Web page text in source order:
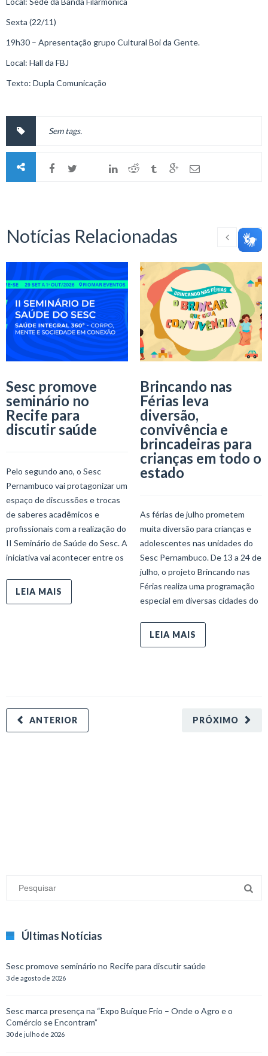
Sexta (22/11)
19h30 – Apresentação grupo Cultural Boi da Gente.
Local: Hall da FBJ
Texto: Dupla Comunicação
Sem tags.
Notícias Relacionadas
Sesc promove
seminário no
Recife para
discutir saúde
Pelo segundo ano, o Sesc
Pernambuco vai protagonizar um
espaço de discussões e trocas
de saberes acadêmicos e
profissionais com a realização do
II Seminário de Saúde do Sesc. A
iniciativa vai acontecer entre os
LEIA MAIS
Brincando nas
Férias leva
diversão,
convivência e
brincadeiras para
crianças em todo o
estado
As férias de julho prometem
muita diversão para crianças e
adolescentes nas unidades do
Sesc Pernambuco. De 13 a 24 de
julho, o projeto Brincando nas
Férias realiza uma programação
especial em diversas cidades do
LEIA MAIS
PRÓXIMO
ANTERIOR
Últimas Notícias
Sesc promove seminário no Recife para discutir saúde
3 de agosto de 2026
Sesc marca presença na “Expo Buíque Frio – Onde o Agro e o
Comércio se Encontram”
30 de julho de 2026